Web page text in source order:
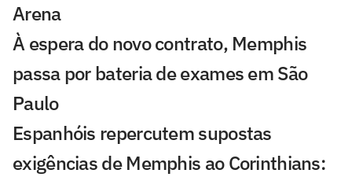
Arena
À espera do novo contrato, Memphis
passa por bateria de exames em São
Paulo
Espanhóis repercutem supostas
exigências de Memphis ao Corinthians: